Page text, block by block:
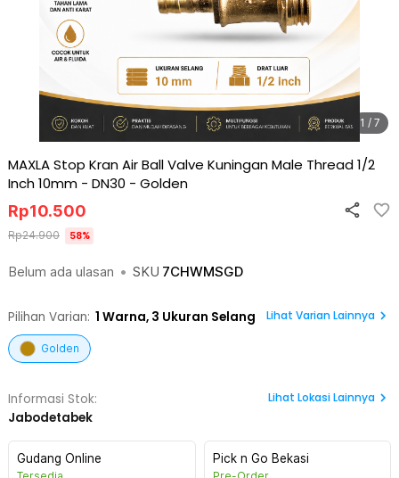
1 / 7
MAXLA Stop Kran Air Ball Valve Kuningan Male Thread 1/2
Inch 10mm - DN30 - Golden
Belum ada ulasan • SKU 7CHWMSGD
Rp10.500
Rp24.900 58%
Pilihan Varian: 1 Warna, 3 Ukuran Selang Lihat Varian Lainnya
Golden
Informasi Stok:
Jabodetabek
Lihat Lokasi Lainnya
Gudang Online Pick n Go Bekasi